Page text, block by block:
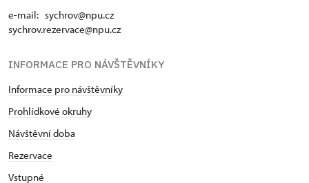
e-mail: sychrov@npu.cz
sychrov.rezervace@npu.cz
INFORMACE PRO NÁVŠTĚVNÍKY
Informace pro návštěvníky
Prohlídkové okruhy
Návštěvní doba
Rezervace
Vstupné